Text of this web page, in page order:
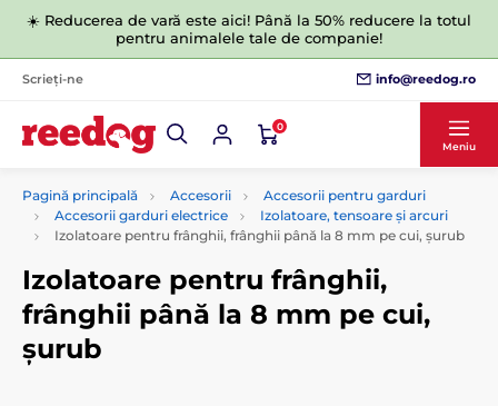
☀️ Reducerea de vară este aici! Până la 50% reducere la totul
pentru animalele tale de companie!
Scrieți-ne info@reedog.ro
0
Meniu
Pagină principală Accesorii
Accesorii pentru garduri
Accesorii garduri electrice
Izolatoare, tensoare și arcuri
Izolatoare pentru frânghii, frânghii până la 8 mm pe cui, șurub
Izolatoare pentru frânghii,
frânghii până la 8 mm pe cui,
șurub